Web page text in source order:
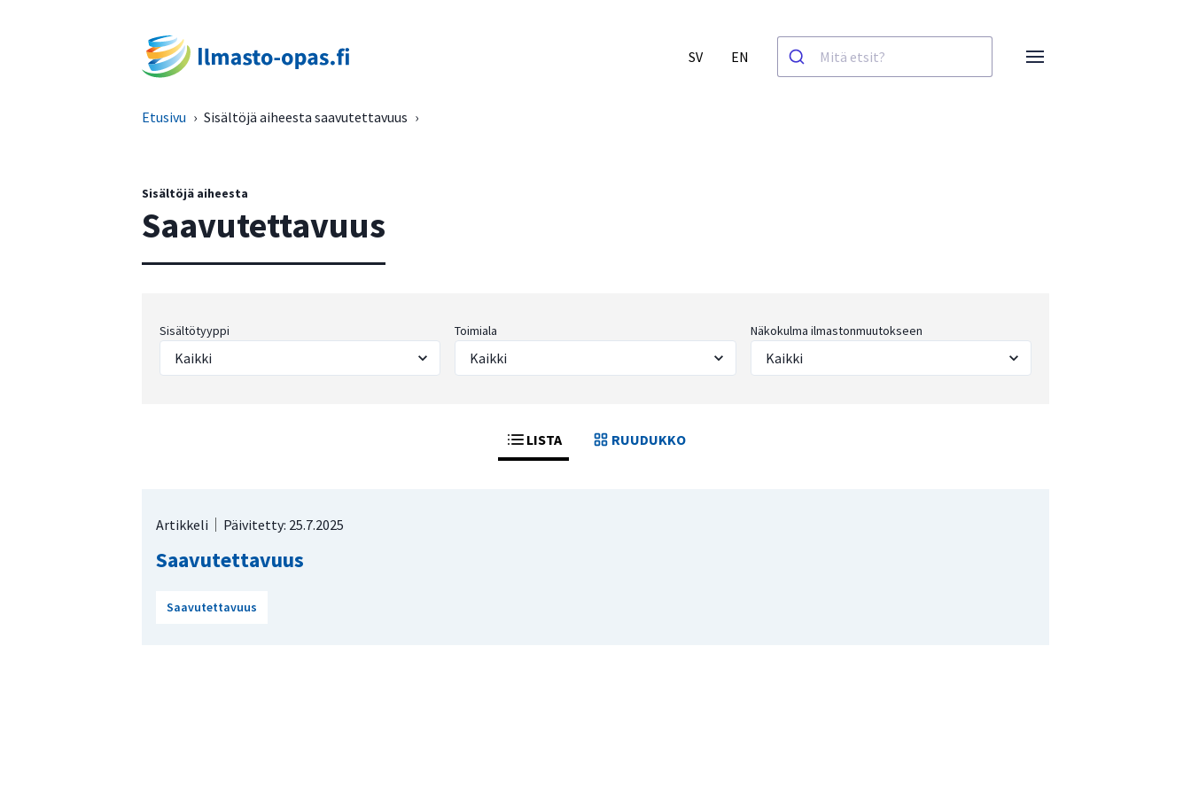
SV EN
Etusivu › Sisältöjä aiheesta saavutettavuus ›
Sisältöjä aiheesta
Saavutettavuus
Sisältötyyppi Toimiala Näkokulma ilmastonmuutokseen
LISTA RUUDUKKO
Artikkeli Päivitetty: 25.7.2025
Saavutettavuus
Saavutettavuus